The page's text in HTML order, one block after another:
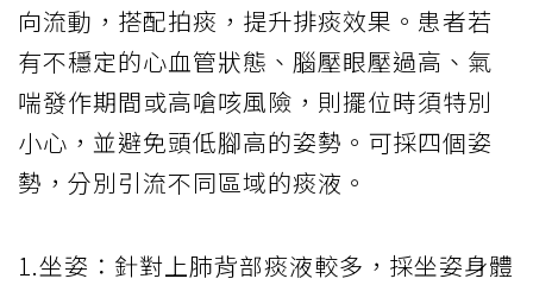
向流動，搭配拍痰，提升排痰效果。患者若
有不穩定的心血管狀態、腦壓眼壓過高、氣
喘發作期間或高嗆咳風險，則擺位時須特別
小心，並避免頭低腳高的姿勢。可採四個姿
勢，分別引流不同區域的痰液。
1.坐姿：針對上肺背部痰液較多，採坐姿身體